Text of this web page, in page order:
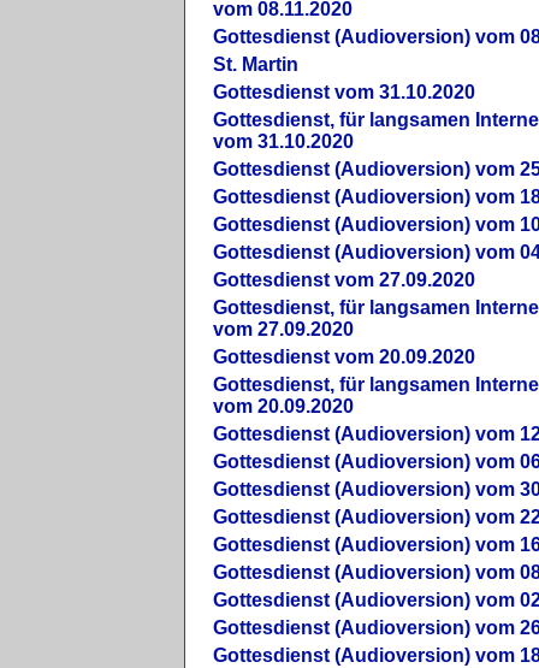
vom 08.11.2020
Gottesdienst (Audioversion) vom
St. Martin
Gottesdienst vom 31.10.2020
Gottesdienst, für langsamen
vom 31.10.2020
Gottesdienst (Audioversion) vom
Gottesdienst (Audioversion) vom
Gottesdienst (Audioversion) vom
Gottesdienst (Audioversion) vom
Gottesdienst vom 27.09.2020
Gottesdienst, für langsamen
vom 27.09.2020
Gottesdienst vom 20.09.2020
Gottesdienst, für langsamen
vom 20.09.2020
Gottesdienst (Audioversion) vom
Gottesdienst (Audioversion) vom
Gottesdienst (Audioversion) vom
Gottesdienst (Audioversion) vom
Gottesdienst (Audioversion) vom
Gottesdienst (Audioversion) vom
Gottesdienst (Audioversion) vom
Gottesdienst (Audioversion) vom
Gottesdienst (Audioversion) vom